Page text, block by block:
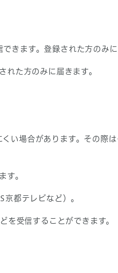
きます。登録された方のみに
れた方のみに届きます。
い場合があります。その際
す。
都テレビなど）。
を受信することができます。